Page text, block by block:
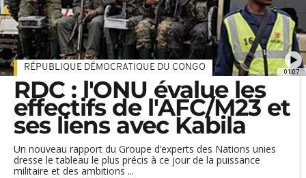
01:07
RÉPUBLIQUE DÉMOCRATIQUE DU CONGO
RDC : l'ONU évalue les
effectifs de l'AFC/M23 et
ses liens avec Kabila
Un nouveau rapport du Groupe d’experts des Nations unies
dresse le tableau le plus précis à ce jour de la puissance
militaire et des ambitions ...